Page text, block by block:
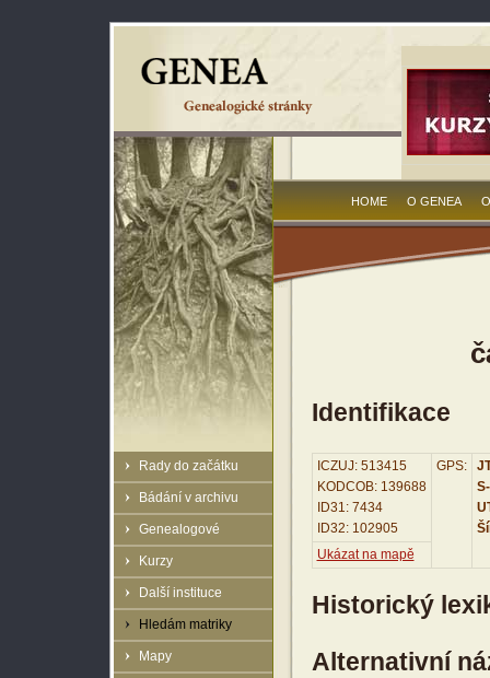
Rady do začátku
Bádání v archivu
Genealogové
Kurzy
Další instituce
Hledám matriky
Mapy
HOME O GENEA
Identifikace
ICZUJ: 513415
KODCOB: 139688
ID31: 7434
ID32: 102905
GPS:
Ukázat na mapě
Historický
Alternativní